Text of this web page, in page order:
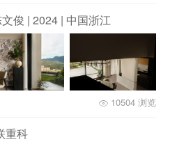
俊 | 2024 | 中国浙江
10504 浏览
重科